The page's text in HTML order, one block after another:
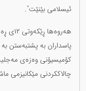
ئیسلامی بێنێت".
پاسداران بە پشتبەستن
کۆمیسیۆنی وەزەی
چالاککردنی مێکانیزمی